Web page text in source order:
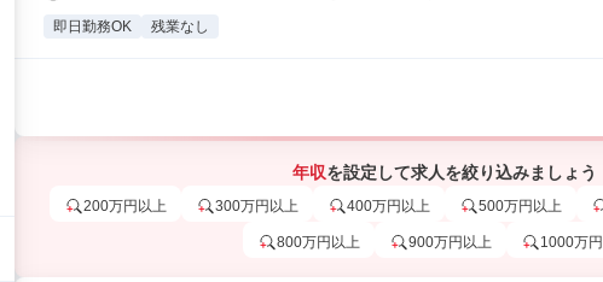
即日勤務OK 残業なし
年収を設定して求人を絞り込みましょう
200万円以上 300万円以上 400万円以上 500万円以上
800万円以上 900万円以上 1000万